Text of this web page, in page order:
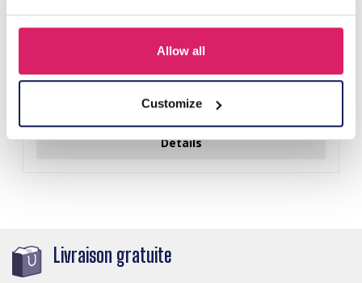
Allow all
Customize
Q-D7.2 T2405-016 Knitted Positive Chicken 8.5cm
Connectez-vous pour les prix
Détails
Livraison gratuite